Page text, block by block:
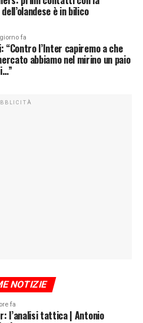
è in bilico
fa
“Contro l’Inter capiremo a che
abbiamo nel mirino un paio
NOTIZIE
fa
l’analisi tattica | Antonio